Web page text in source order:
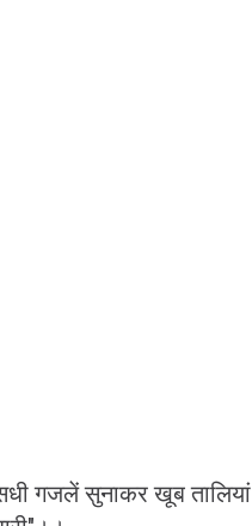
गजलें सुनाकर खूब तालियां